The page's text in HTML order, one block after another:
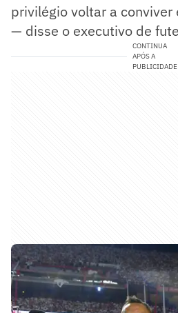
privilégio voltar a conviver
— disse o executivo de
CONTINUA
APÓS A
PUBLICIDADE